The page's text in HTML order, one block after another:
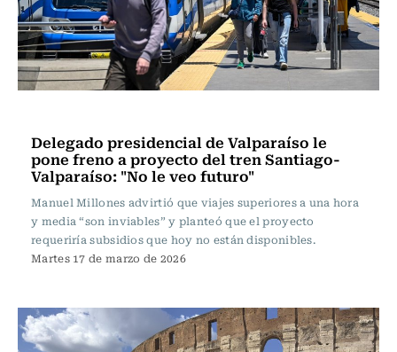
Delegado presidencial de Valparaíso le
pone freno a proyecto del tren Santiago-
Valparaíso: "No le veo futuro"
Manuel Millones advirtió que viajes superiores a una hora
y media “son inviables” y planteó que el proyecto
requeriría subsidios que hoy no están disponibles.
Martes 17 de marzo de 2026